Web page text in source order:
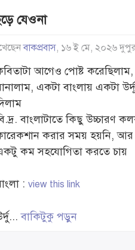
যেওনা
বাকপ্রবাস, ১৬ ই মে, ২০২৬
আগেও পোষ্ট
একটা বাংলায় একটা
বাংলাটাতে কিছু উচ্চারণ
করার সময় হয়নি, আর
কম সহযোগিতা করতে চায়
: view this link
বাকিটুকু পড়ুন